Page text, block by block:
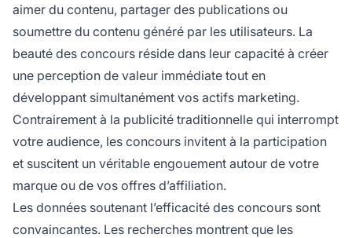
aimer du contenu, partager des publications ou
soumettre du contenu généré par les utilisateurs. La
beauté des concours réside dans leur capacité à créer
une perception de valeur immédiate tout en
développant simultanément vos actifs marketing.
Contrairement à la publicité traditionnelle qui interrompt
votre audience, les concours invitent à la participation
et suscitent un véritable engouement autour de votre
marque ou de vos offres d’affiliation.
Les données soutenant l’efficacité des concours sont
convaincantes. Les recherches montrent que les